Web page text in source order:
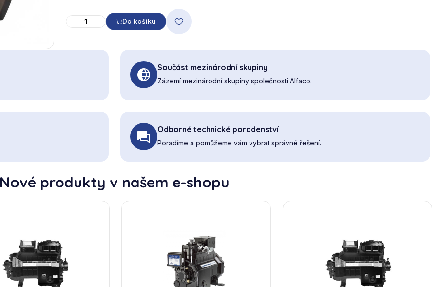
Do košíku
Součást mezinárodní skupiny
Zázemí mezinárodní skupiny společnosti Alfaco.
Odborné technické poradenství
Poradíme a pomůžeme vám vybrat správné řešení.
Nové produkty v našem e-shopu